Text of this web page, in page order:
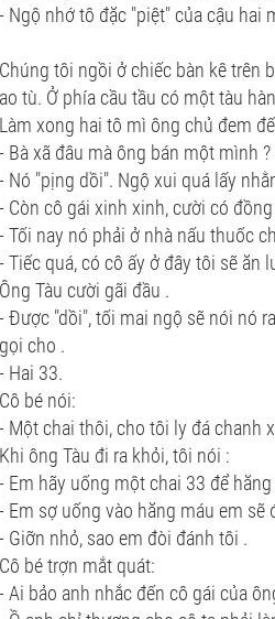
- Ngộ nhớ tô đặc "piệt" của cậu hai
Chúng tôi ngồi ở chiếc bàn kê trên
ao tù. Ở phía cầu tầu có một tàu
Làm xong hai tô mì ông chủ đem
- Bà xã đâu mà ông bán một mình ?
- Nó "pịng dồi". Ngộ xui quá lấy
- Còn cô gái xinh xinh, cười có
- Tối nay nó phải ở nhà nấu thuốc
- Tiếc quá, có cô ấy ở đây tôi sẽ
Ông Tàu cười gãi đầu .
- Được "dồi", tối mai ngộ sẽ nói nó
gọi cho .
- Hai 33.
Cô bé nói:
- Một chai thôi, cho tôi ly đá chanh
Khi ông Tàu đi ra khỏi, tôi nói :
- Em hãy uống một chai 33 để
- Em sợ uống vào hăng máu em sẽ
- Giỡn nhỏ, sao em đòi đánh tôi .
Cô bé trợn mắt quát:
- Ai bảo anh nhắc đến cô gái của